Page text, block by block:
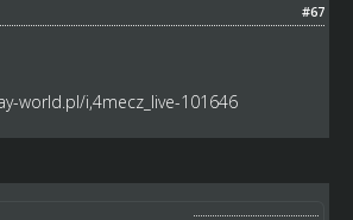
#67
world.pl/i,4mecz_live-101646